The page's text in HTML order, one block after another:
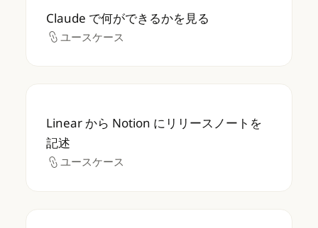
Claude で何ができるかを見る
Claude で何ができるかを見る
ユースケース
ユースケース
Linear から Notion にリリースノートを記述
Linear から Notion にリリースノートを
記述
ユースケース
ユースケース